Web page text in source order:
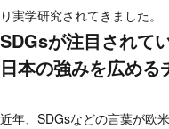
り実学研究されてきました。
SDGsが注目されて
日本の強みを広める
近年、SDGsなどの言葉が欧